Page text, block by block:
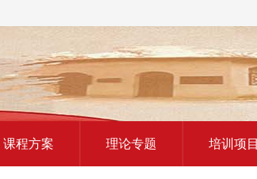
课程方案 理论专题 培训项目